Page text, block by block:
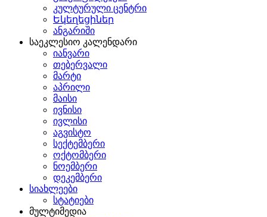
კულტურული ცენტრი
Եկեղեցիներ
ანგარიში
საეკლესიო კალენდარი
იანვარი
თებერვალი
მარტი
აპრილი
მაისი
ივნისი
ივლისი
აგვისტო
სექტემბერი
ოქტომბერი
ნოემბერი
დეკემბერი
სიახლეები
სტატიები
მულტიმედია